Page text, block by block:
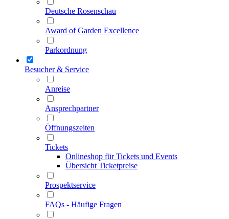
Deutsche Rosenschau
Award of Garden Excellence
Parkordnung
Besucher & Service
Anreise
Ansprechpartner
Öffnungszeiten
Tickets
Onlineshop für Tickets und Events
Übersicht Ticketpreise
Prospektservice
FAQs - Häufige Fragen